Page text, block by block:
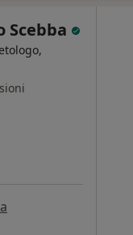
Scebba